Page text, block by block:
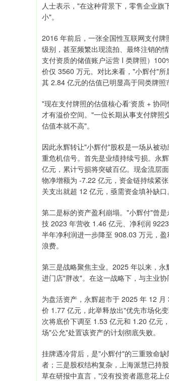
人士表示，"在这种背景下，零售企业
小"。
2016 年前后，一张全国性互联网支付
级别，甚至频繁出现流拍、最终注销的
支付资质的储值账户运营 I 类牌照）
价仅 3560 万元。对比来看，"小辉付"
其 2.84 亿元的估值已明显高于同类牌照
"现在支付牌照的估值核心看‘资质 + 协
才有溢价空间。"一位长期从事支付牌照
估值本就不高"。
因此永辉转让"小辉付"股权是一场从被
重危机信号。首先是业绩持续亏损。永
亿元，累计亏损将突破百亿。现金流层
物净增额为 -7.22 亿元，资金链持续紧
关支出就超 12 亿元，亟需资金填补缺口。
第二是标的资产盈利崩塌。"小辉付"曾
技 2023 年营收 1.46 亿元、净利润
半年净利润进一步降至 908.03 万元，
浪费。
第三是战略聚焦主业。2025 年以来，
进门店"胖改"。在这一战略下，与主业
为盘活资产，永辉超市于 2025 年 12
价 1.77 亿元，此举释放出"优先市场化
次将底价下调至 1.53 亿元和 1.20 亿元
场"公允"处置该资产的计划彻底失败。
挂牌遇冷背后，是"小辉付"的三重致命
者；三是股权结构复杂，上海派慧已持
草在研报中直言，"没有投资者愿意花